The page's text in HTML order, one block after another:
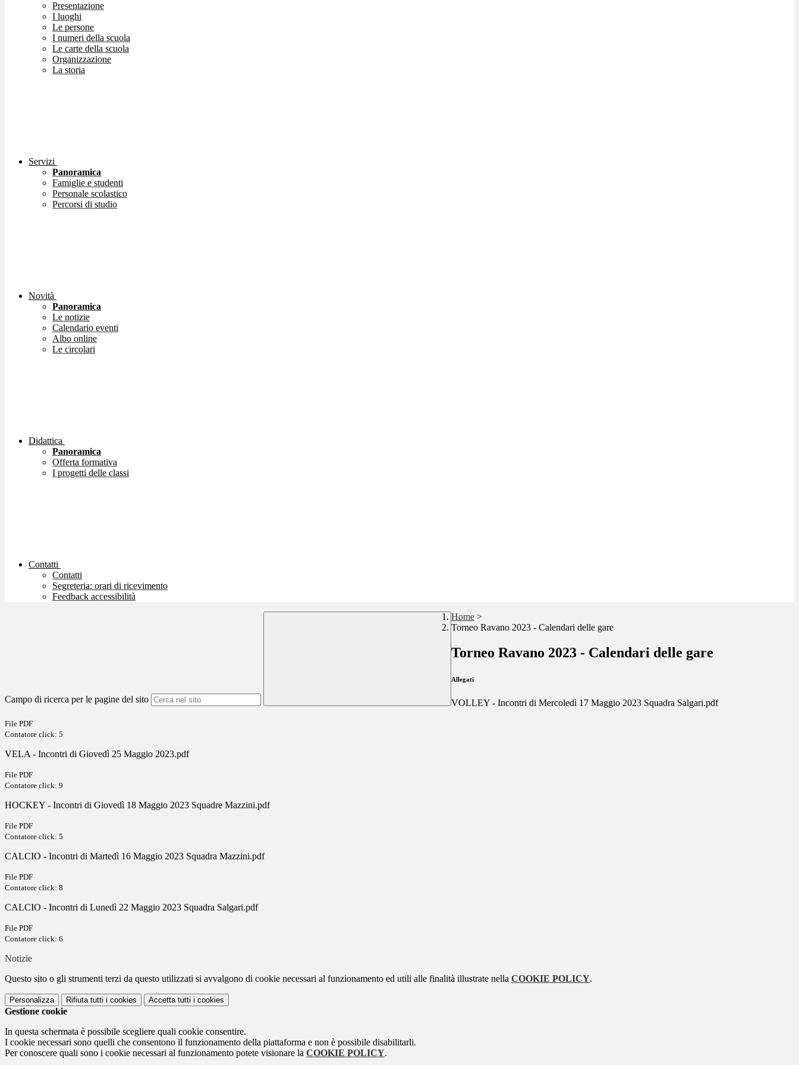
Presentazione
I luoghi
Le persone
I numeri della scuola
Le carte della scuola
Organizzazione
La storia
Servizi
Panoramica
Famiglie e studenti
Personale scolastico
Percorsi di studio
Novità
Panoramica
Le notizie
Calendario eventi
Albo online
Le circolari
Didattica
Panoramica
Offerta formativa
I progetti delle classi
Contatti
Contatti
Segreteria: orari di ricevimento
Feedback accessibilità
Campo di ricerca per le pagine del sito
Home >
Torneo Ravano 2023 - Calendari delle gare
Torneo Ravano 2023 - Calendari delle gare
Allegati
VOLLEY - Incontri di Mercoledì 17 Maggio 2023 Squadra Salgari.pdf
File PDF
Contatore click: 5
VELA - Incontri di Giovedì 25 Maggio 2023.pdf
File PDF
Contatore click: 9
HOCKEY - Incontri di Giovedì 18 Maggio 2023 Squadre Mazzini.pdf
File PDF
Contatore click: 5
CALCIO - Incontri di Martedì 16 Maggio 2023 Squadra Mazzini.pdf
File PDF
Contatore click: 8
CALCIO - Incontri di Lunedì 22 Maggio 2023 Squadra Salgari.pdf
File PDF
Contatore click: 6
Notizie
Questo sito o gli strumenti terzi da questo utilizzati si avvalgono di cookie necessari al funzionamento ed utili alle finalità illustrate nella COOKIE POLICY.
Personalizza Rifiuta tutti i cookies Accetta tutti i cookies
Gestione cookie
In questa schermata è possibile scegliere quali cookie consentire.
I cookie necessari sono quelli che consentono il funzionamento della piattaforma e non è possibile disabilitarli.
Per conoscere quali sono i cookie necessari al funzionamento potete visionare la COOKIE POLICY.